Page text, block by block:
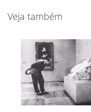
Veja também